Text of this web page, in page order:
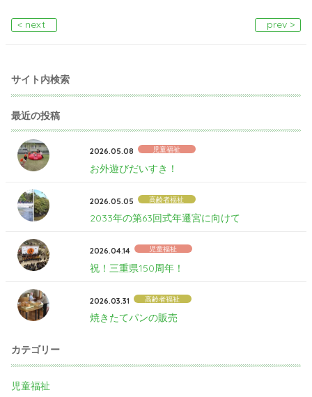
< next prev >
サイト内検索
最近の投稿
2026.05.08 児童福祉
お外遊びだいすき！
2026.05.05 高齢者福祉
2033年の第63回式年遷宮に向けて
2026.04.14 児童福祉
祝！三重県150周年！
2026.03.31 高齢者福祉
焼きたてパンの販売
カテゴリー
児童福祉